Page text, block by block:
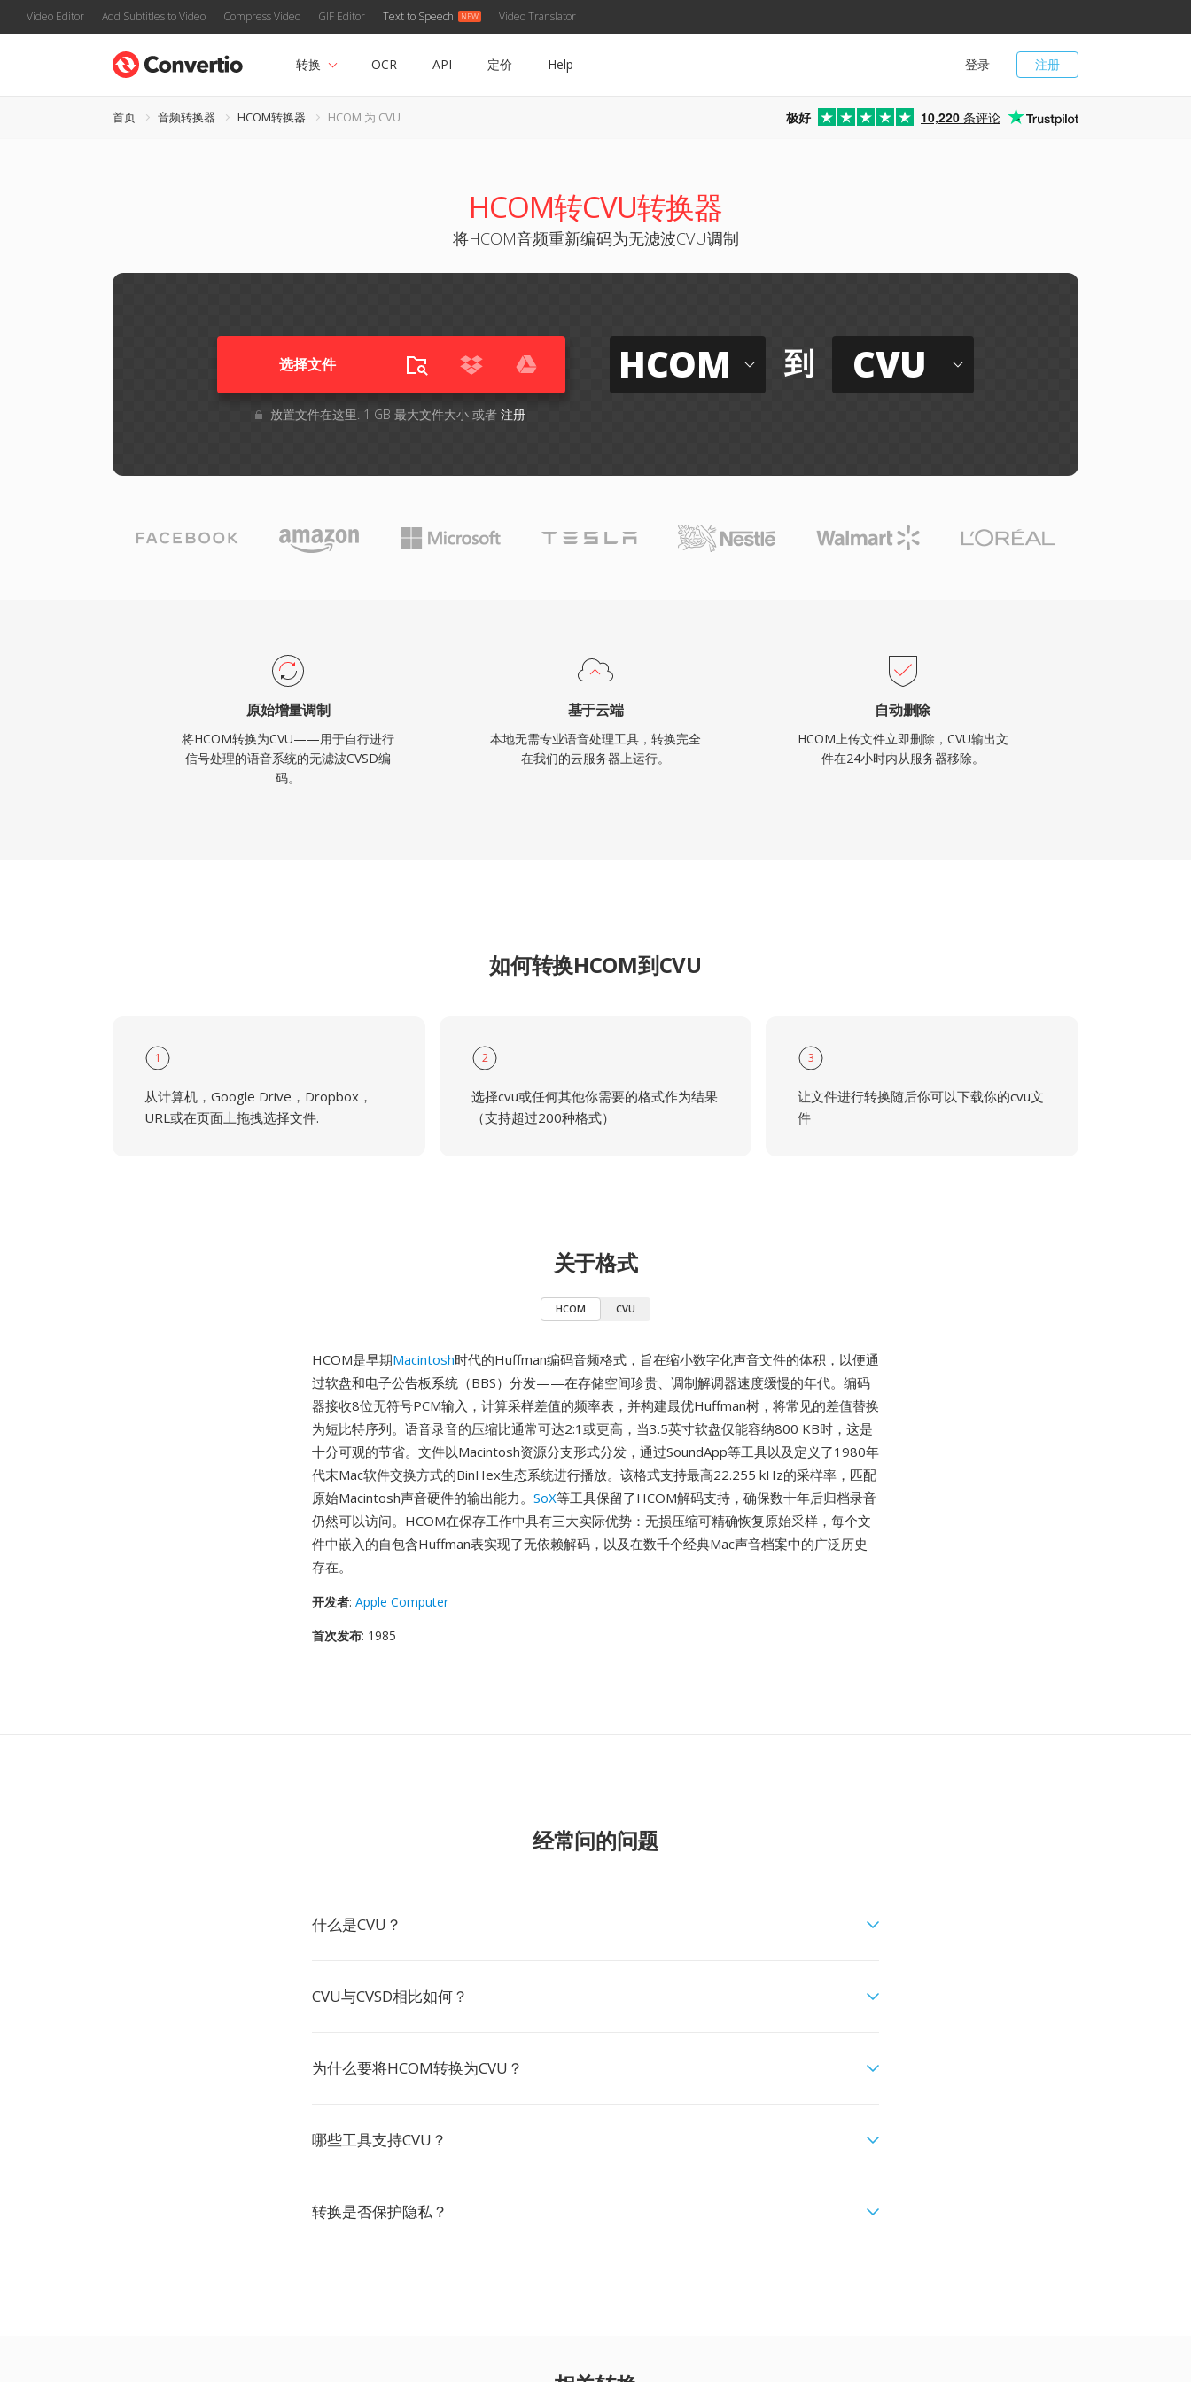
Video Editor Add Subtitles to Video Compress Video GIF Editor Text to Speech Video Translator
注册
登录
转换 OCR API 定价 Help
首页 音频转换器 HCOM转换器 HCOM 为 CVU 极好 10,220 条评论
HCOM转CVU转换器
将HCOM音频重新编码为无滤波CVU调制
选择文件
放置文件在这里. 1 GB 最大文件大小 或者 注册
HCOM 到 CVU
原始增量调制
将HCOM转换为CVU——用于自行进行
信号处理的语音系统的无滤波CVSD编
码。
基于云端
本地无需专业语音处理工具，转换完全
在我们的云服务器上运行。
自动删除
HCOM上传文件立即删除，CVU输出文
件在24小时内从服务器移除。
如何转换HCOM到CVU
1
从计算机，Google Drive，Dropbox，
URL或在页面上拖拽选择文件.
2
选择cvu或任何其他你需要的格式作为结果
（支持超过200种格式）
3
让文件进行转换随后你可以下载你的cvu文
件
关于格式
HCOM CVU
HCOM是早期Macintosh时代的Huffman编码音频格式，旨在缩小数字化声音文件的体积，以便通
过软盘和电子公告板系统（BBS）分发——在存储空间珍贵、调制解调器速度缓慢的年代。编码
器接收8位无符号PCM输入，计算采样差值的频率表，并构建最优Huffman树，将常见的差值替换
为短比特序列。语音录音的压缩比通常可达2:1或更高，当3.5英寸软盘仅能容纳800 KB时，这是
十分可观的节省。文件以Macintosh资源分支形式分发，通过SoundApp等工具以及定义了1980年
代末Mac软件交换方式的BinHex生态系统进行播放。该格式支持最高22.255 kHz的采样率，匹配
原始Macintosh声音硬件的输出能力。 SoX等工具保留了HCOM解码支持，确保数十年后归档录音
仍然可以访问。HCOM在保存工作中具有三大实际优势：无损压缩可精确恢复原始采样，每个文
件中嵌入的自包含Huffman表实现了无依赖解码，以及在数千个经典Mac声音档案中的广泛历史
存在。
开发者: Apple Computer
首次发布: 1985
经常问的问题
什么是CVU？
CVU与CVSD相比如何？
为什么要将HCOM转换为CVU？
哪些工具支持CVU？
转换是否保护隐私？